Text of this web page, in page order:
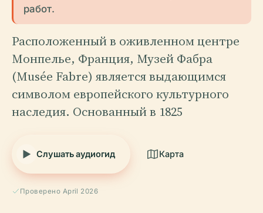
работ.
Расположенный в оживленном центре
Монпелье, Франция, Музей Фабра
(Musée Fabre) является выдающимся
символом европейского культурного
наследия. Основанный в 1825
Слушать аудиогид Карта
Проверено April 2026